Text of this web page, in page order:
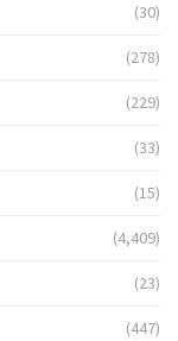
(30)
(278)
(229)
(33)
(15)
(4,409)
(23)
(447)